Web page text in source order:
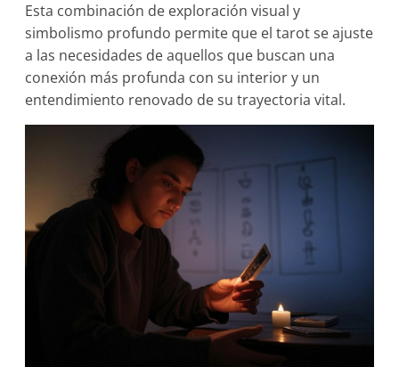
Esta combinación de exploración visual y
simbolismo profundo permite que el tarot se ajuste
a las necesidades de aquellos que buscan una
conexión más profunda con su interior y un
entendimiento renovado de su trayectoria vital.